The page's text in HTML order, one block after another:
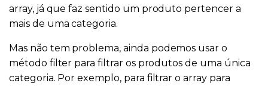
array, já que faz sentido um produto pertencer a
mais de uma categoria.
Mas não tem problema, ainda podemos usar o
método filter para filtrar os produtos de uma única
categoria. Por exemplo, para filtrar o array para